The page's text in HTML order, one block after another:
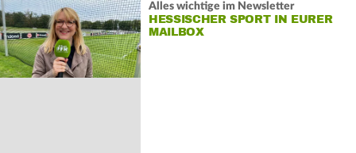
Alles wichtige im Newsletter
HESSISCHER SPORT IN EURER
MAILBOX